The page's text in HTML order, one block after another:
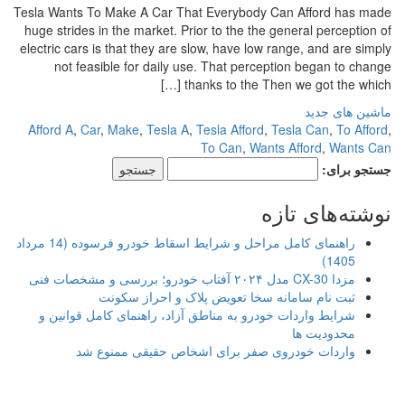
Tesla Wants To Make A Car That Everybody Can Afford has made
huge strides in the market. Prior to the the general perception of
electric cars is that they are slow, have low range, and are simply
not feasible for daily use. That perception began to change
thanks to the Then we got the which […]
ماشین های جدید
Afford A,Car,Make,Tesla A,Tesla Afford,Tesla Can, To Afford
To Can,Wants Afford,Wants Can
جستجو برای:
نوشته‌های تازه
راهنمای کامل مراحل و شرایط اسقاط خودرو فرسوده (14 مرداد
1405)
مزدا CX-30 مدل ۲۰۲۴ آفتاب خودرو؛ بررسی و مشخصات فنی
ثبت نام سامانه سخا تعویض پلاک و احراز سکونت
شرایط واردات خودرو به مناطق آزاد، راهنمای کامل قوانین و
محدودیت ها
واردات خودروی صفر برای اشخاص حقیقی ممنوع شد